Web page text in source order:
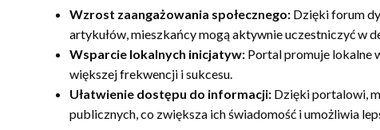
Wzrost zaangażowania społecznego: Dzięki forum
artykułów, mieszkańcy mogą aktywnie uczestniczyć w
Wsparcie lokalnych inicjatyw: Portal promuje lokalne
większej frekwencji i sukcesu.
Ułatwienie dostępu do informacji: Dzięki portalowi,
publicznych, co zwiększa ich świadomość i umożliwia